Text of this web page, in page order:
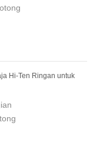
Hi-Ten Ringan untuk